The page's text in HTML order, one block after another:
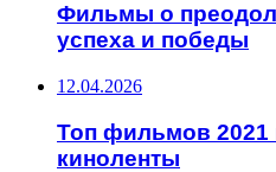
Фильмы о
успеха и победы
12.04.2026
Топ фильмов 2021
киноленты